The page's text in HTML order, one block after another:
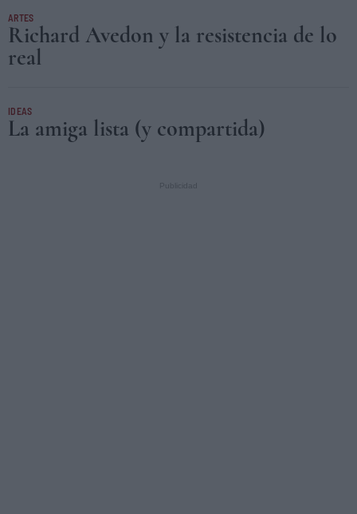
ARTES
Richard Avedon y la resistencia de lo
real
IDEAS
La amiga lista (y compartida)